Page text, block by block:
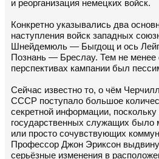
и реорганизация немецких войск.
Конкретно указывались два
наступления войск западных
Шнейдемюль — Быгдощ и ось
Познань — Бреслау. Тем не
перспективах кампании был
Сейчас известно то, о чём
СССР поступало большое
секретной информации, поскольку
государственных служащих было
или просто сочувствующих
Профессор Джон Эриксон
серьёзные изменения в